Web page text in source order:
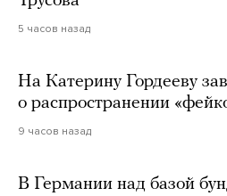
5 часов назад
На Катерину Гордееву
о распространении
9 часов назад
В Германии над базой